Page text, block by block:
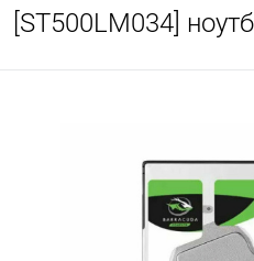
[ST500LM034]